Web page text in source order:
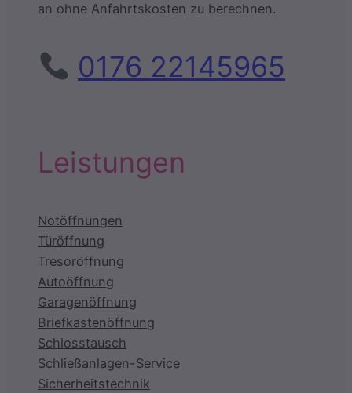
an ohne Anfahrtskosten zu berechnen.
0176 22145965
Leistungen
Notöffnungen
Türöffnung
Tresoröffnung
Autoöffnung
Garagenöffnung
Briefkastenöffnung
Schlosstausch
Schließanlagen-Service
Sicherheitstechnik